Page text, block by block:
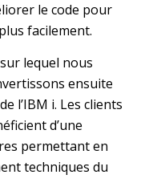
le code pour
facilement.
lequel nous
ensuite
l’IBM i. Les clients
d’une
permettant en
techniques du